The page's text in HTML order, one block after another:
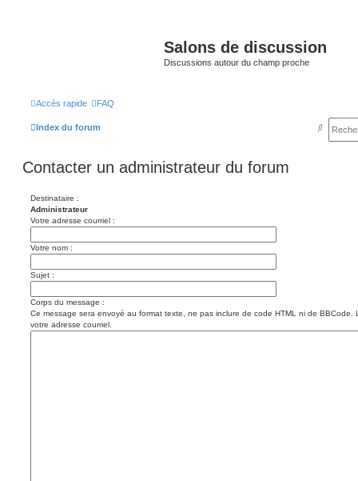
Salons de discussion
Discussions autour du champ proche
Accès rapide FAQ
Index du forum
R
Contacter un administrateur du forum
Destinataire :
Administrateur
Votre adresse courriel :
Votre nom :
Sujet :
Corps du message :
Ce message sera envoyé au format texte, ne pas inclure de code HTML ni de BBCode.
votre adresse courriel.